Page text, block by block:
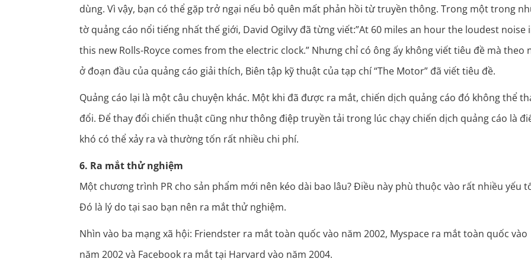
dùng. Vì vậy, bạn có thể gặp trở ngại nếu bỏ quên mất phản hồi từ truyền thông. Trong một trong
tờ quảng cáo nổi tiếng nhất thế giới, David Ogilvy đã từng viết:”At 60 miles an hour the loudest noise
this new Rolls-Royce comes from the electric clock.” Nhưng chỉ có ông ấy không viết tiêu đề mà theo
ở đoạn đầu của quảng cáo giải thích, Biên tập kỹ thuật của tạp chí “The Motor” đã viết tiêu đề.
Quảng cáo lại là một câu chuyện khác. Một khi đã được ra mắt, chiến dịch quảng cáo đó không thể
đổi. Để thay đổi chiến thuật cũng như thông điệp truyền tải trong lúc chạy chiến dịch quảng cáo là
khó có thể xảy ra và thường tốn rất nhiều chi phí.
6. Ra mắt thử nghiệm
Một chương trình PR cho sản phẩm mới nên kéo dài bao lâu? Điều này phù thuộc vào rất nhiều yếu
Đó là lý do tại sao bạn nên ra mắt thử nghiệm.
Nhìn vào ba mạng xã hội: Friendster ra mắt toàn quốc vào năm 2002, Myspace ra mắt toàn quốc vào
năm 2002 và Facebook ra mắt tại Harvard vào năm 2004.